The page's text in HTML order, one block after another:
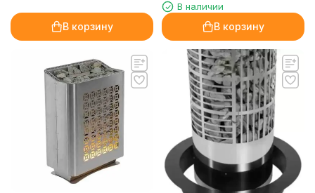
В корзину
В наличии
В корзину